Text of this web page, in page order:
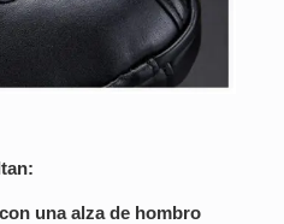
una alza de hombro